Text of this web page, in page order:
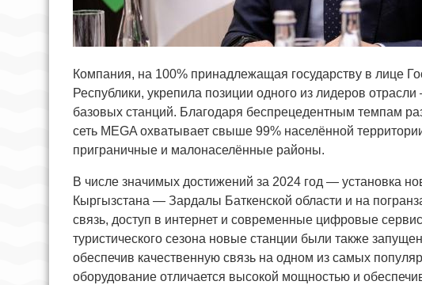
Компания, на 100% принадлежащая государству в лице
Республики, укрепила позиции одного из лидеров
базовых станций. Благодаря беспрецедентным темпам
сеть MEGA охватывает свыше 99% населённой
приграничные и малонаселённые районы.
В числе значимых достижений за 2024 год — установка
Кыргызстана — Зардалы Баткенской области и на
связь, доступ в интернет и современные цифровые
туристического сезона новые станции были также
обеспечив качественную связь на одном из самых
оборудование отличается высокой мощностью и